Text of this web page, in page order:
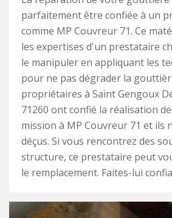
parfaitement être confiée à un
comme MP Couvreur 71. Ce
les expertises d'un prestataire
le manipuler en appliquant les
pour ne pas dégrader la
propriétaires à Saint Gengoux
71260 ont confié la réalisation
mission à MP Couvreur 71 et ils
déçus. Si vous rencontrez des
structure, ce prestataire peut
le remplacement. Faites-lui